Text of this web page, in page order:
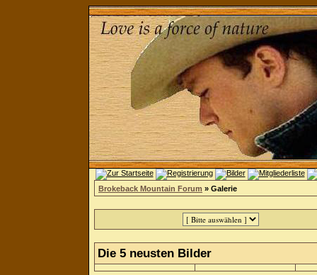
Brokeback Mountain Forum » Galerie
Die 5 neusten Bilder